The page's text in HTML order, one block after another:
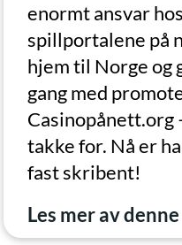
enormt ansvar
spillportalene på
hjem til Norge og
gang med
Casinopånett.org
takke for. Nå er
fast skribent!
Les mer av